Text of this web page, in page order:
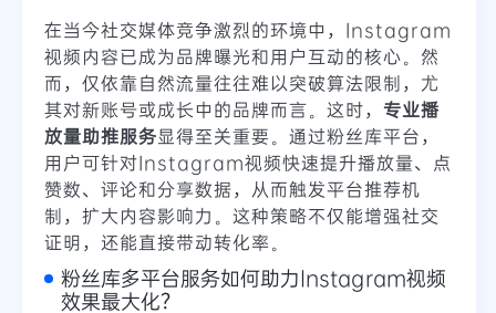
在当今社交媒体竞争激烈的环境中，Instagram
视频内容已成为品牌曝光和用户互动的核心。然
而，仅依靠自然流量往往难以突破算法限制，尤
其对新账号或成长中的品牌而言。这时， 专业播
放量助推服务显得至关重要。通过粉丝库平台，
用户可针对Instagram视频快速提升播放量、点
赞数、评论和分享数据，从而触发平台推荐机
制，扩大内容影响力。这种策略不仅能增强社交
证明，还能直接带动转化率。
粉丝库多平台服务如何助力Instagram视频
效果最大化？